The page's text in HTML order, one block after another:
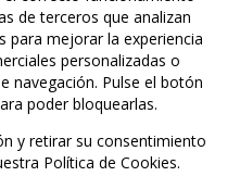
de terceros que analizan
para mejorar la experiencia
personalizadas o
navegación. Pulse el botón
poder bloquearlas.
y retirar su consentimiento
Política de Cookies.